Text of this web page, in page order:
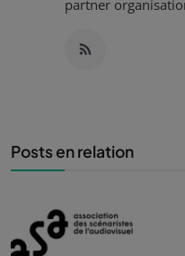
partner
Posts en relation